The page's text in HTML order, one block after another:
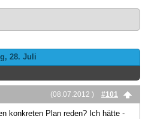
28. Juli
(08.07.2012 ) #101
konkreten Plan reden? Ich hätte -